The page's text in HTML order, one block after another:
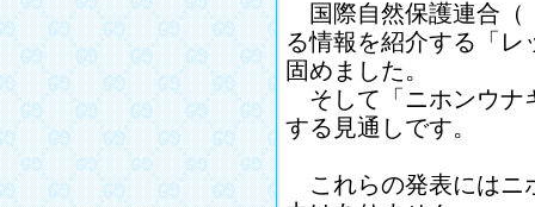
国際自然保護連合（
る情報を紹介する「
固めました。
そして「ニホンウナ
する見通しです。
これらの発表にはニ